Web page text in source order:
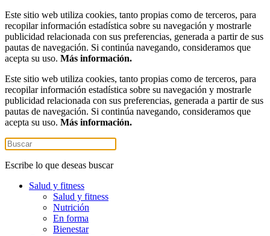
Este sitio web utiliza cookies, tanto propias como de terceros, para
recopilar información estadística sobre su navegación y mostrarle
publicidad relacionada con sus preferencias, generada a partir de sus
pautas de navegación. Si continúa navegando, consideramos que
acepta su uso. Más información.
Este sitio web utiliza cookies, tanto propias como de terceros, para
recopilar información estadística sobre su navegación y mostrarle
publicidad relacionada con sus preferencias, generada a partir de sus
pautas de navegación. Si continúa navegando, consideramos que
acepta su uso. Más información.
Escribe lo que deseas buscar
Salud y fitness
Salud y fitness
Nutrición
En forma
Bienestar